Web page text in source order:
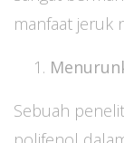
manfaat jeruk
Sebuah